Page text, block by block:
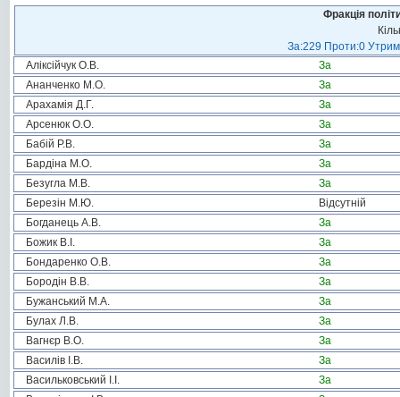
Фракція
За:229 Проти:0
Аліксійчук О.В.
За
Ананченко М.О.
За
Арахамія Д.Г.
За
Арсенюк О.О.
За
Бабій Р.В.
За
Бардіна М.О.
За
Безугла М.В.
За
Березін М.Ю.
Відсутній
Богданець А.В.
За
Божик В.І.
За
Бондаренко О.В.
За
Бородін В.В.
За
Бужанський М.А.
За
Булах Л.В.
За
Вагнєр В.О.
За
Василів І.В.
За
Васильковський І.І.
За